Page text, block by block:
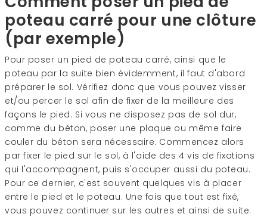
poteau carré pour une clôture
(par exemple)
Pour poser un pied de poteau carré, ainsi que le
poteau par la suite bien évidemment, il faut d'abord
préparer le sol. Vérifiez donc que vous pouvez visser
et/ou percer le sol afin de fixer de la meilleure des
façons le pied. Si vous ne disposez pas de sol dur,
comme du béton, poser une plaque ou même faire
couler du béton sera nécessaire. Commencez alors
par fixer le pied sur le sol, à l'aide des 4 vis de fixations
qui l'accompagnent, puis s'occuper aussi du poteau.
Pour ce dernier, c'est souvent quelques vis à placer
entre le pied et le poteau. Une fois que tout est fixé,
vous pouvez continuer sur les autres et ainsi de suite.